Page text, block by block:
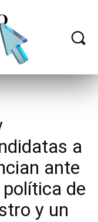
a
ante
de
y un